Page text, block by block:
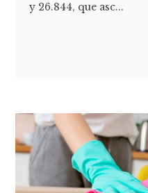
y 26.844, que asc...